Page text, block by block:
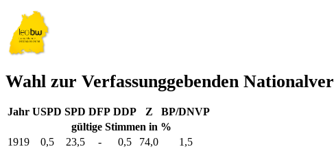
Wahl zur Verfassunggebenden
Jahr USPD SPD DFP DDP Z
BP/DNVP
gültige Stimmen in %
1919
0,5 23,5 - 0,5 74,0 1,5